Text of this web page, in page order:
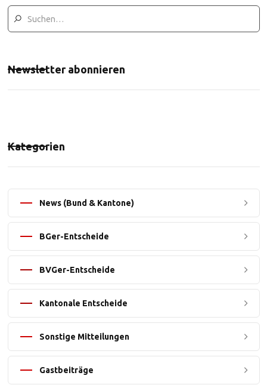
Newsletter abonnieren
Kategorien
News (Bund & Kantone)
BGer-Entscheide
BVGer-Entscheide
Kantonale Entscheide
Sonstige Mitteilungen
Gastbeiträge